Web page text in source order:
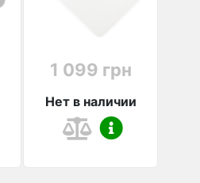
1 099 грн
Нет в наличии